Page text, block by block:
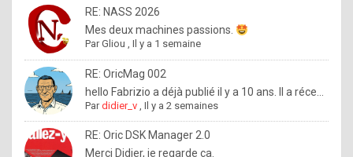
b
y
o
l
e
RE: NASS 2026
Mes deux machines passions.
ParGliou ,Il y a 1 semaine
RE: OricMag 002
hello Fabrizio a déjà publié il y a 10 ans. Il a réce...
Pardidier_v ,Il y a 2 semaines
RE: Oric DSK Manager 2.0
Merci Didier, je regarde ça.